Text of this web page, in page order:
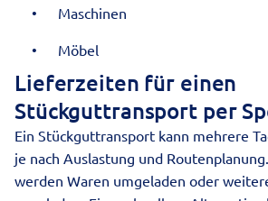
Maschinen
Möbel
Lieferzeiten für einen
Stückguttransport per
Ein Stückguttransport kann mehrere
je nach Auslastung und
werden Waren umgeladen oder